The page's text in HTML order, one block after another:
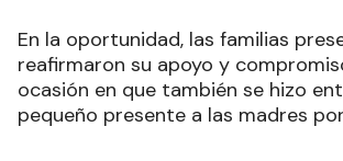
En la oportunidad, las familias
reafirmaron su apoyo y
ocasión en que también se hizo
pequeño presente a las madres